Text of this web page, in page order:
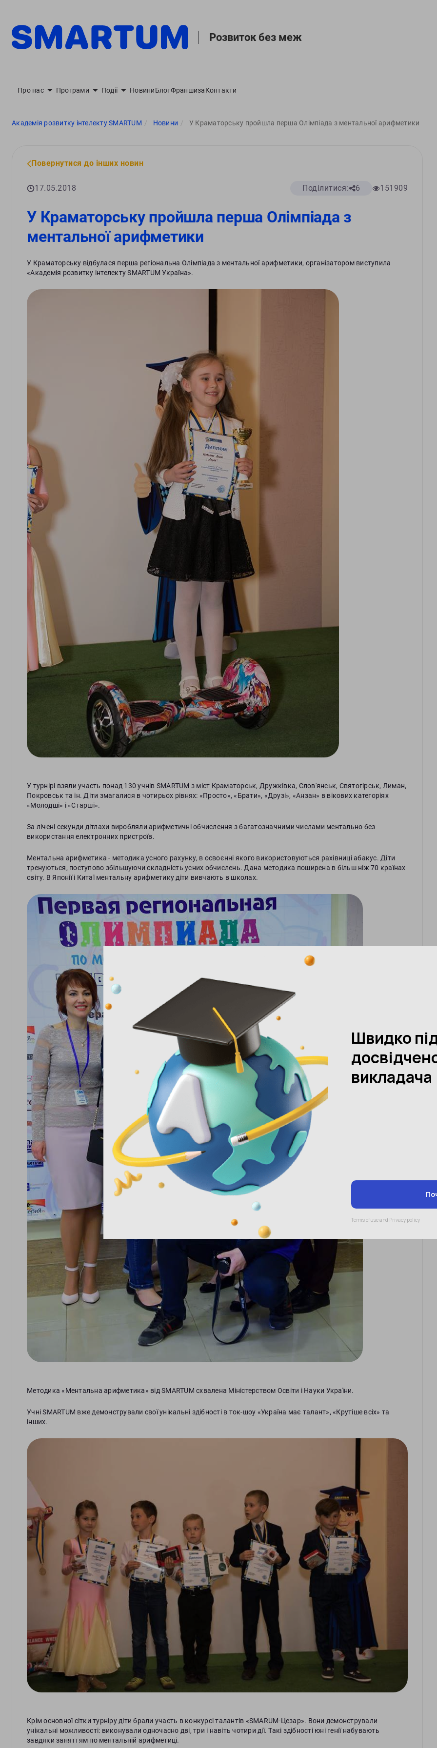
Розвиток без меж
Про нас Програми Події НовиниБлогФраншизаКонтакти
Академія розвитку інтелекту SMARTUM Новини У Краматорську пройшла перша Олімпіада з ментальної арифметики
Повернутися до інших новин
17.05.2018 Поділитися: 6 151909
У Краматорську пройшла перша Олімпіада з
ментальної арифметики
У Краматорську відбулася перша регіональна Олімпіада з ментальної арифметики, організатором виступила
«Академія розвитку інтелекту SMARTUM Україна».
У турнірі взяли участь понад 130 учнів SMARTUM з міст Краматорськ, Дружківка, Слов'янськ, Святогірськ, Лиман,
Покровськ та ін. Діти змагалися в чотирьох рівнях: «Просто», «Брати», «Друзі», «Анзан» в вікових категоріях
«Молодші» і «Старші».
За лічені секунди дітлахи виробляли арифметичні обчислення з багатозначними числами ментально без
використання електронних пристроїв.
Ментальна арифметика - методика усного рахунку, в освоєнні якого використовуються рахівниці абакус. Діти
тренуються, поступово збільшуючи складність усних обчислень. Дана методика поширена в більш ніж 70 країнах
світу. В Японії і Китаї ментальну арифметику діти вивчають в школах.
Методика «Ментальна арифметика» від SMARTUM схвалена Міністерством Освіти і Науки України.
Учні SMARTUM вже демонстрували свої унікальні здібності в ток-шоу «Україна має талант», «Крутіше всіх» та
інших.
Крім основної сітки турніру діти брали участь в конкурсі талантів «SMARUM-Цезар». Вони демонстрували
унікальні можливості: виконували одночасно дві, три і навіть чотири дії. Такі здібності юні генії набувають
завдяки заняттям по ментальній арифметиці.